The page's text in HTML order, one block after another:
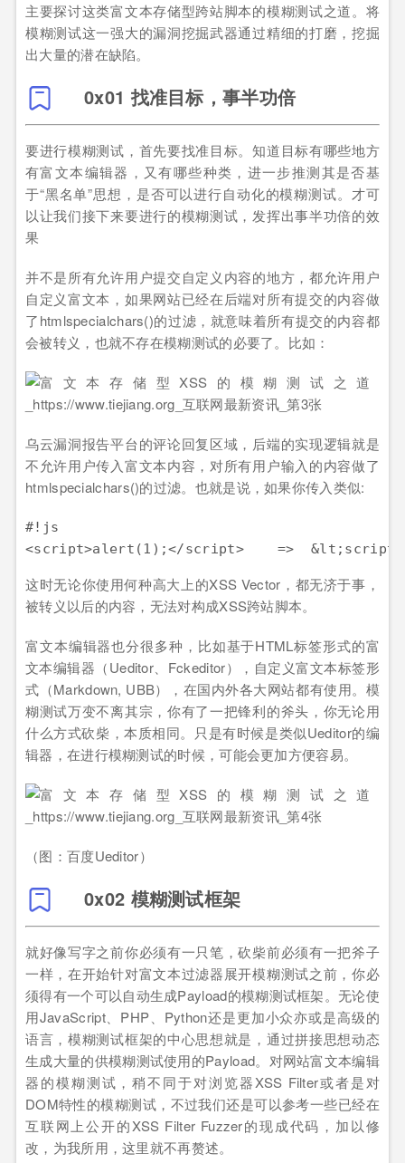
主要探讨这类富文本存储型跨站脚本的模糊测试之道。将
模糊测试这一强大的漏洞挖掘武器通过精细的打磨，挖掘
出大量的潜在缺陷。
0x01 找准目标，事半功倍
要进行模糊测试，首先要找准目标。知道目标有哪些地方
有富文本编辑器，又有哪些种类，进一步推测其是否基
于“黑名单”思想，是否可以进行自动化的模糊测试。才可
以让我们接下来要进行的模糊测试，发挥出事半功倍的效
果
并不是所有允许用户提交自定义内容的地方，都允许用户
自定义富文本，如果网站已经在后端对所有提交的内容做
了htmlspecialchars()的过滤，就意味着所有提交的内容都
会被转义，也就不存在模糊测试的必要了。比如：
乌云漏洞报告平台的评论回复区域，后端的实现逻辑就是
不允许用户传入富文本内容，对所有用户输入的内容做了
htmlspecialchars()的过滤。也就是说，如果你传入类似:
#!js
这时无论你使用何种高大上的XSS Vector，都无济于事，
被转义以后的内容，无法对构成XSS跨站脚本。
富文本编辑器也分很多种，比如基于HTML标签形式的富
文本编辑器（Ueditor、Fckeditor），自定义富文本标签形
式（Markdown, UBB），在国内外各大网站都有使用。模
糊测试万变不离其宗，你有了一把锋利的斧头，你无论用
什么方式砍柴，本质相同。只是有时候是类似Ueditor的编
辑器，在进行模糊测试的时候，可能会更加方便容易。
（图：百度Ueditor）
0x02 模糊测试框架
就好像写字之前你必须有一只笔，砍柴前必须有一把斧子
一样，在开始针对富文本过滤器展开模糊测试之前，你必
须得有一个可以自动生成Payload的模糊测试框架。无论使
用JavaScript、PHP、Python还是更加小众亦或是高级的
语言，模糊测试框架的中心思想就是，通过拼接思想动态
生成大量的供模糊测试使用的Payload。对网站富文本编辑
器的模糊测试，稍不同于对浏览器XSS Filter或者是对
DOM特性的模糊测试，不过我们还是可以参考一些已经在
互联网上公开的XSS Filter Fuzzer的现成代码，加以修
改，为我所用，这里就不再赘述。